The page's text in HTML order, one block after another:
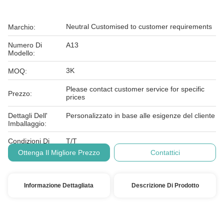
Marchio: Neutral Customised to customer requirements
Numero Di
Modello:
A13
MOQ: 3K
Prezzo:
Please contact customer service for specific
prices
Dettagli Dell'
Imballaggio:
Personalizzato in base alle esigenze del cliente
Condizioni Di
Pagamento:
T/T
Ottenga Il Migliore Prezzo
Contattici
Informazione Dettagliata Descrizione Di Prodotto